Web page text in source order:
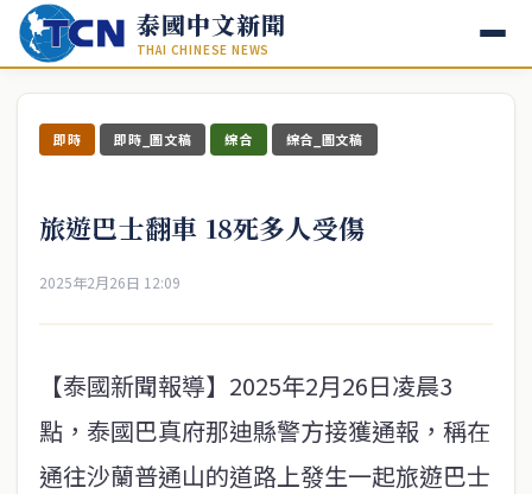
泰國中文新聞
THAI CHINESE NEWS
即時 即時_圖文稿 綜合 綜合_圖文稿
旅遊巴士翻車 18死多人受傷
2025年2月26日 12:09
【泰國新聞報導】2025年2月26日凌晨3
點，泰國巴真府那迪縣警方接獲通報，稱在
通往沙蘭普通山的道路上發生一起旅遊巴士